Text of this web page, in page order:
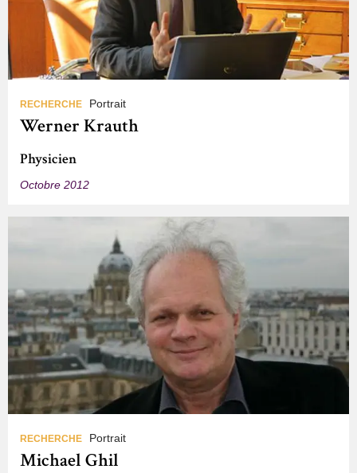
RECHERCHE Portrait
Werner Krauth
Physicien
Octobre 2012
RECHERCHE Portrait
Michael Ghil